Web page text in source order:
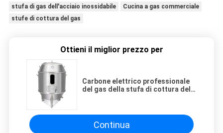
stufa di gas dell'acciaio inossidabile
Cucina a gas commerciale
stufe di cottura del gas
Ottieni il miglior prezzo per
Carbone elettrico professionale
del gas della stufa di cottura del
Continua